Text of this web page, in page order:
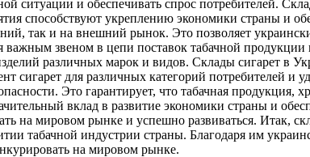
ситуации и обеспечивать спрос потребителей.
способствуют укреплению экономики страны и
так и на внешний рынок. Это позволяет
важным звеном в цепи поставок табачной
различных марок и видов. Склады сигарет в
сигарет для различных категорий потребителей и
Это гарантирует, что табачная продукция,
вклад в развитие экономики страны и
на мировом рынке и успешно развиваться. Итак,
табачной индустрии страны. Благодаря им
на мировом рынке.